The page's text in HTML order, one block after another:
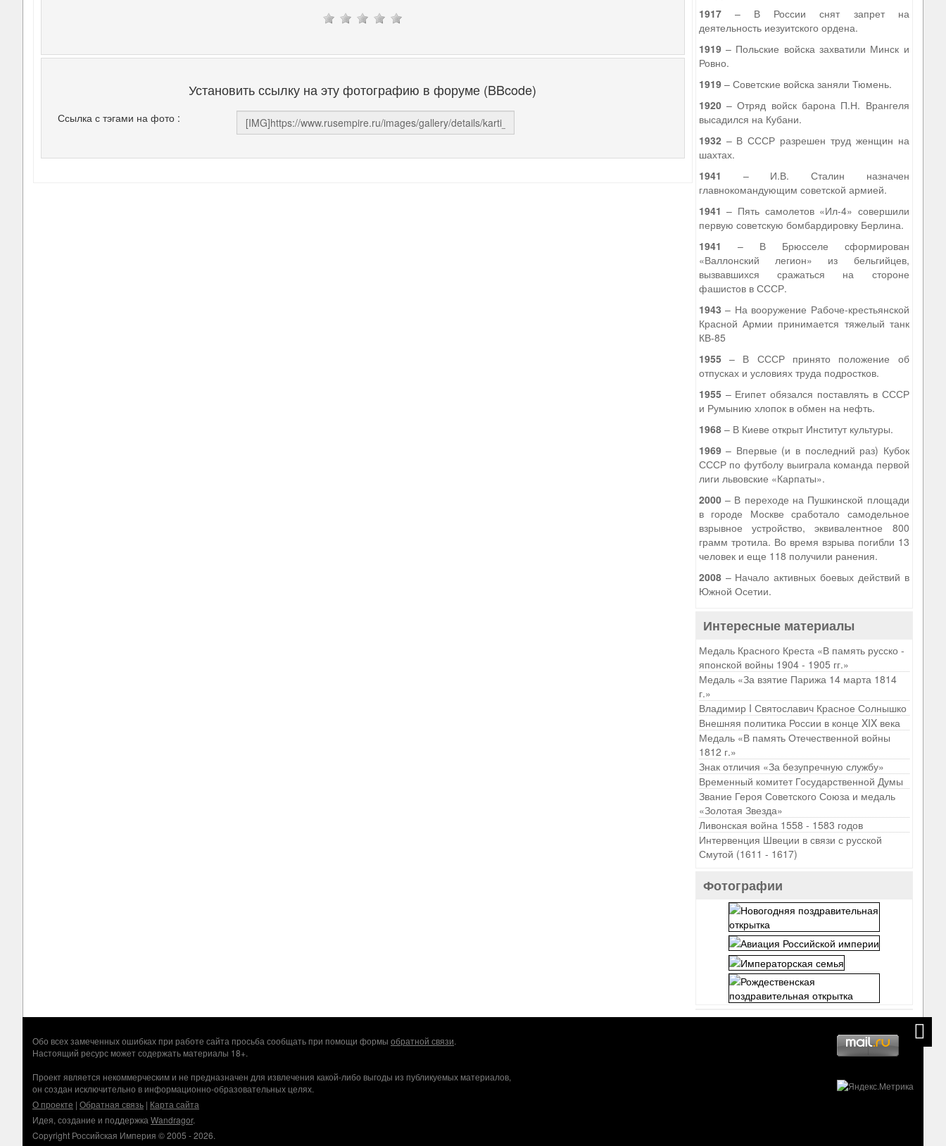
Установить ссылку на эту фотографию в форуме (BBcode)
Ссылка с тэгами на фото :
1917– В России снят запрет на
деятельность иезуитского ордена.
1919– Польские войска захватили Минск и
Ровно.
1919– Советские войска заняли Тюмень.
1920– Отряд войск барона П.Н. Врангеля
высадился на Кубани.
1932– В СССР разрешен труд женщин на
шахтах.
1941 – И.В. Сталин назначен
главнокомандующим советской армией.
1941 – Пять самолетов «Ил-4» совершили
первую советскую бомбардировку Берлина.
1941 – В Брюсселе сформирован
«Валлонский легион» из бельгийцев,
вызвавшихся сражаться на стороне
фашистов в СССР.
1943 – На вооружение Рабоче-крестьянской
Красной Армии принимается тяжелый танк
КВ-85
1955– В СССР принято положение об
отпусках и условиях труда подростков.
1955– Египет обязался поставлять в СССР
и Румынию хлопок в обмен на нефть.
1968– В Киеве открыт Институт культуры.
1969– Впервые (и в последний раз) Кубок
СССР по футболу выиграла команда первой
лиги львовские «Карпаты».
2000– В переходе на Пушкинской площади
в городе Москве сработало самодельное
взрывное устройство, эквивалентное 800
грамм тротила. Во время взрыва погибли 13
человек и еще 118 получили ранения.
2008– Начало активных боевых действий в
Южной Осетии.
Интересные материалы
Медаль Красного Креста «В память русско -
японской войны 1904 - 1905 гг.»
Медаль «За взятие Парижа 14 марта 1814
г.»
Владимир I Святославич Красное Солнышко
Внешняя политика России в конце XIX века
Медаль «В память Отечественной войны
1812 г.»
Знак отличия «За безупречную службу»
Временный комитет Государственной Думы
Звание Героя Советского Союза и медаль
«Золотая Звезда»
Ливонская война 1558 - 1583 годов
Интервенция Швеции в связи с русской
Смутой (1611 - 1617)
Фотографии
Обо всех замеченных ошибках при работе сайта просьба сообщать при помощи формы обратной связи.
Настоящий ресурс может содержать материалы 18+.
Проект является некоммерческим и не предназначен для извлечения какой-либо выгоды из публикуемых материалов,
он создан исключительно в информационно-образовательных целях.
О проекте | Обратная связь | Карта сайта
Идея, создание и поддержка Wandragor.
Copyright Российская Империя © 2005 - 2026.